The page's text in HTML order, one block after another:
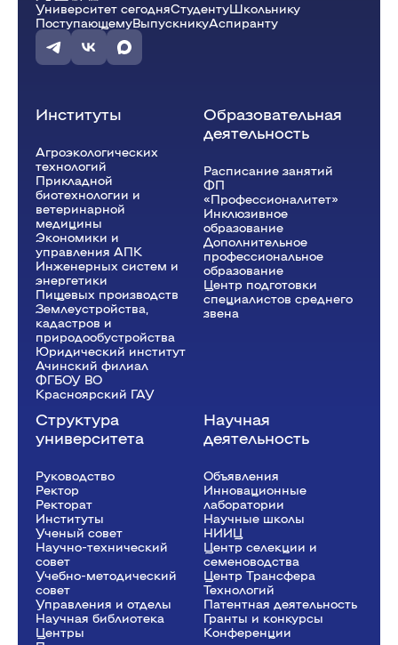
Университет сегодняСтудентуШкольнику
ПоступающемуВыпускникуАспиранту
Институты
Агроэкологических
технологий
Прикладной
биотехнологии и
ветеринарной
медицины
Экономики и
управления АПК
Инженерных систем и
энергетики
Пищевых производств
Землеустройства,
кадастров и
природообустройства
Юридический институт
Ачинский филиал
ФГБОУ ВО
Красноярский ГАУ
Образовательная
деятельность
Расписание занятий
ФП
«Профессионалитет»
Инклюзивное
образование
Дополнительное
профессиональное
образование
Центр подготовки
специалистов среднего
звена
Структура
университета
Руководство
Ректор
Рeкторат
Институты
Ученый совет
Научно-технический
совет
Учебно-методический
совет
Управления и отделы
Научная библиотека
Центры
Научная
деятельность
Объявления
Инновационные
лаборатории
Научные школы
НИИЦ
Центр селекции и
семеноводства
Центр Трансфера
Технологий
Патентная деятельность
Гранты и конкурсы
Конференции